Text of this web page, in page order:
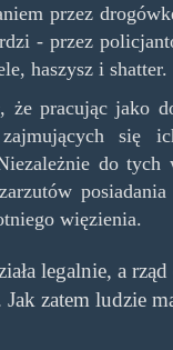
przez
- przez
haszysz i shatter.
że pracując jako
się
do tych
więzienia.
legalnie, a
Jak zatem ludzie